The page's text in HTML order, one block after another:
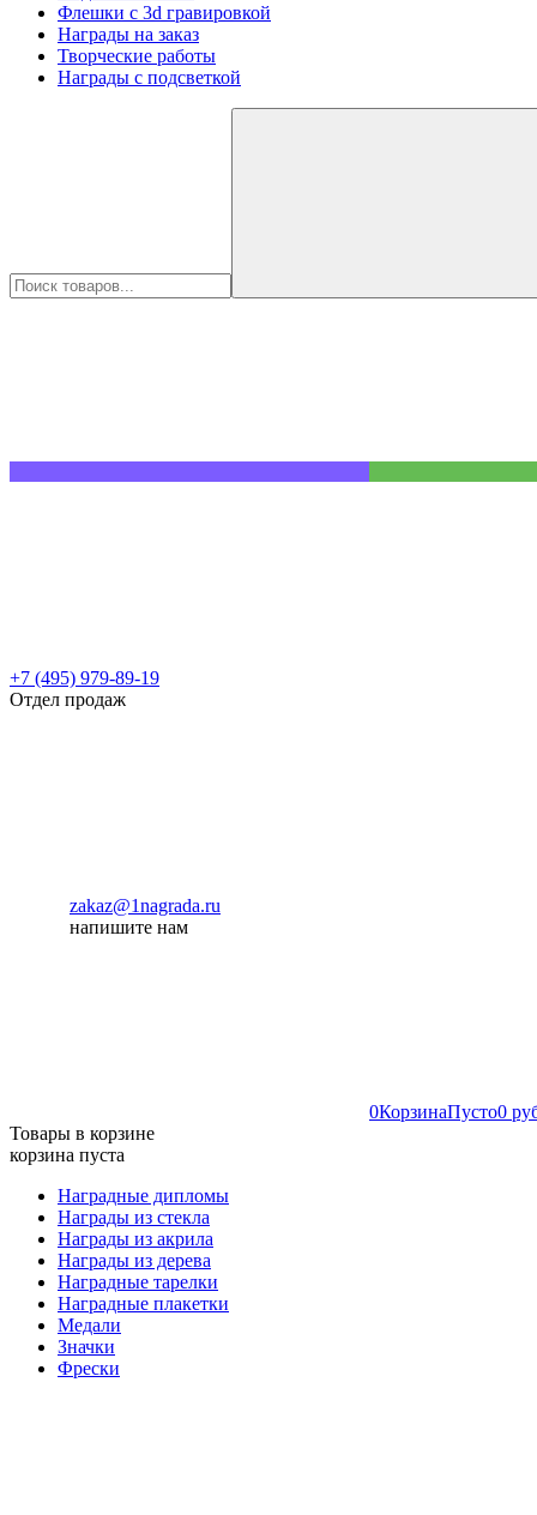
Флешки с 3d гравировкой
Награды на заказ
Творческие работы
Награды с подсветкой
+7 (495) 979-89-19
Отдел продаж
zakaz@1nagrada.ru
напишите нам
0КорзинаПусто0
Товары в корзине
корзина пуста
Наградные дипломы
Награды из стекла
Награды из акрила
Награды из дерева
Наградные тарелки
Наградные плакетки
Медали
Значки
Фрески